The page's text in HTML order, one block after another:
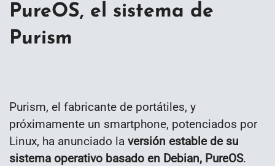
PureOS, el sistema de
Purism
Purism, el fabricante de portátiles, y
próximamente un smartphone, potenciados por
Linux, ha anunciado la versión estable de su
sistema operativo basado en Debian, PureOS.